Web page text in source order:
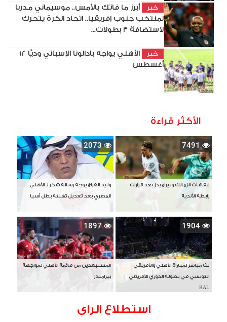
خبر
أبرز ما فاتك بالأمس.. موسيماني مدربا
لمنتخب جنوب إفريقيا.. اتحاد الكرة يتحرك
لاستضافة 3 بطولات...
خبر
الأهلي يواجه بادالونا الإسباني وديًّا 12
أغسطس
الأكثر قراءة
7491
إيقافات الزمالك وبيراميدز بعد قرارات
رابطة الأندية
2073
وليد الفراج يوجه رسالة شكر لـ الأهلي
المصري بعد تعديل تهنئة بطل آسيا
1904
بث مباشر لمباراة الأهلي والأفريقي
التونسي في بطولة الدوري الأفريقي
BAL
1897
المستبعدين من قائمة الأهلي لمواجهة
بيراميدز
استطلاع الراى